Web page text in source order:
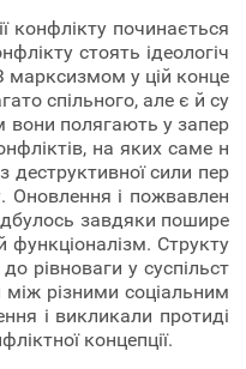
конфлікту починається
стоять ідеологіч
марксизмом у цій конце
спільного, але є й су
вони полягають у запер
на яких саме н
деструктивної сили пер
Оновлення і пожвавлен
завдяки пошире
функціоналізм. Структу
рівноваги у суспільст
між різними соціальним
і викликали протиді
концепції.